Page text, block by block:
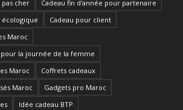
pas cher
Cadeau fin d'année pour partenaire
écologique
Cadeau pour client
Maroc
pour la journée de la femme
Maroc
Coffrets cadeaux
Maroc
Gadgets pro Maroc
Idée cadeau BTP